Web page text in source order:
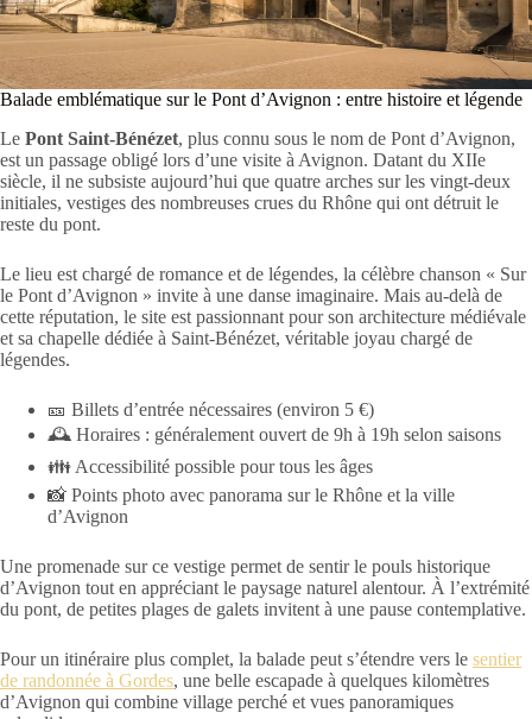
Balade emblématique sur le Pont d’Avignon : entre histoire et légende
Le Pont Saint-Bénézet, plus connu sous le nom de Pont d’Avignon,
est un passage obligé lors d’une visite à Avignon. Datant du XIIe
siècle, il ne subsiste aujourd’hui que quatre arches sur les vingt-deux
initiales, vestiges des nombreuses crues du Rhône qui ont détruit le
reste du pont.
Le lieu est chargé de romance et de légendes, la célèbre chanson « Sur
le Pont d’Avignon » invite à une danse imaginaire. Mais au-delà de
cette réputation, le site est passionnant pour son architecture médiévale
et sa chapelle dédiée à Saint-Bénézet, véritable joyau chargé de
légendes.
🎫 Billets d’entrée nécessaires (environ 5 €)
🕰 Horaires : généralement ouvert de 9h à 19h selon saisons
👪 Accessibilité possible pour tous les âges
📸 Points photo avec panorama sur le Rhône et la ville
d’Avignon
Une promenade sur ce vestige permet de sentir le pouls historique
d’Avignon tout en appréciant le paysage naturel alentour. À l’extrémité
du pont, de petites plages de galets invitent à une pause contemplative.
Pour un itinéraire plus complet, la balade peut s’étendre vers le sentier
de randonnée à Gordes, une belle escapade à quelques kilomètres
d’Avignon qui combine village perché et vues panoramiques